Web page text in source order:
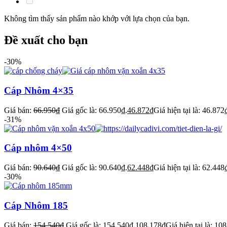
Không tìm thấy sản phẩm nào khớp với lựa chọn của bạn.
Đề xuất cho bạn
-30%
Cáp Nhôm 4×35
Giá bán: 66.950₫ Giá gốc là: 66.950₫.46.872₫Giá hiện tại là:
-31%
Cáp nhôm 4×50
Giá bán: 90.640₫ Giá gốc là: 90.640₫.62.448₫Giá hiện tại là:
-30%
Cáp Nhôm 185
Giá bán: 154.540₫ Giá gốc là: 154.540₫.108.178₫Giá hiện tại là: